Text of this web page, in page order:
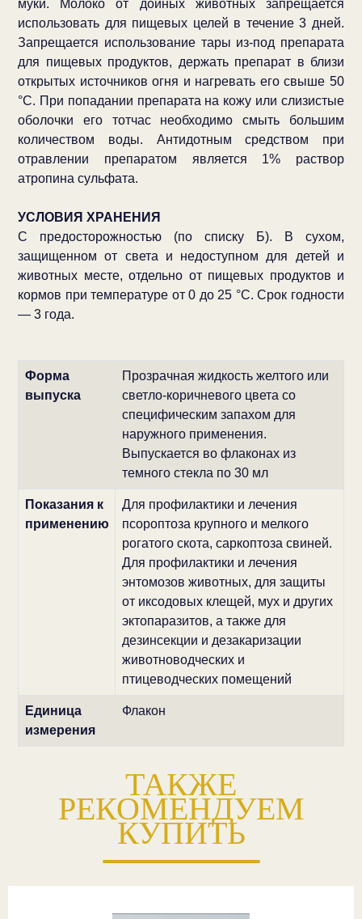
муки. Молоко от дойных животных запрещается
использовать для пищевых целей в течение 3 дней.
Запрещается использование тары из-под препарата
для пищевых продуктов, держать препарат в близи
открытых источников огня и нагревать его свыше 50
°С. При попадании препарата на кожу или слизистые
оболочки его тотчас необходимо смыть большим
количеством воды. Антидотным средством при
отравлении препаратом является 1% раствор
атропина сульфата.
УСЛОВИЯ ХРАНЕНИЯ
С предосторожностью (по списку Б). В сухом,
защищенном от света и недоступном для детей и
животных месте, отдельно от пищевых продуктов и
кормов при температуре от 0 до 25 °С. Срок годности
— 3 года.
Форма
выпуска
Прозрачная жидкость желтого или
светло-коричневого цвета со
специфическим запахом для
наружного применения.
Выпускается во флаконах из
темного стекла по 30 мл
Показания к
применению
Для профилактики и лечения
псороптоза крупного и мелкого
рогатого скота, саркоптоза свиней.
Для профилактики и лечения
энтомозов животных, для защиты
от иксодовых клещей, мух и других
эктопаразитов, а также для
дезинсекции и дезакаризации
животноводческих и
птицеводческих помещений
Единица
измерения
Флакон
ТАКЖЕ
РЕКОМЕНДУЕМ
КУПИТЬ